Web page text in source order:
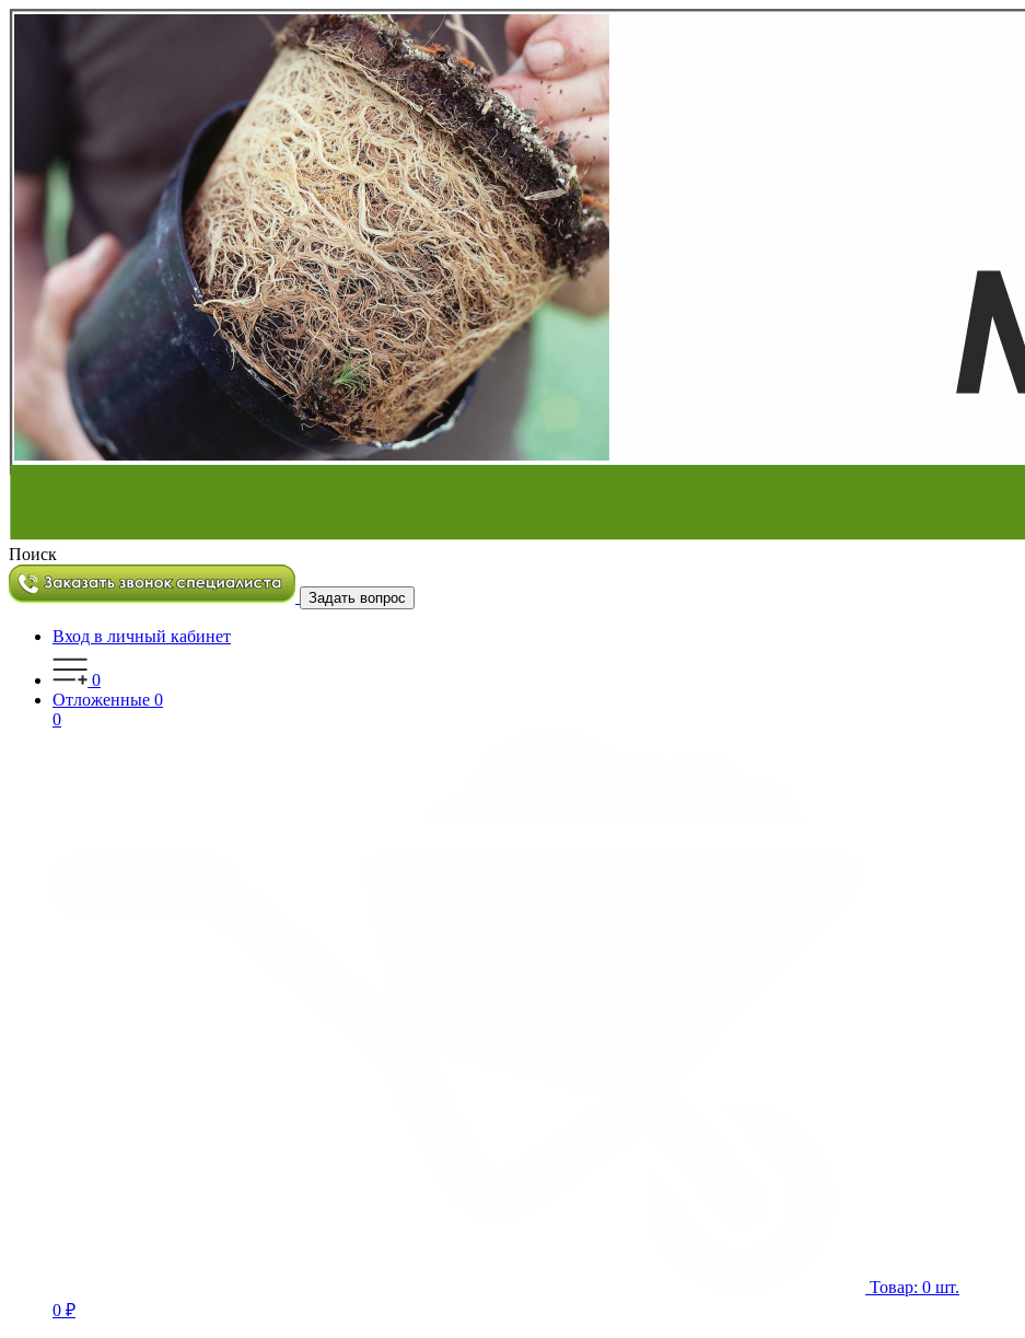
Поиск
Задать вопрос
Вход в личный кабинет
0
Отложенные 0
0
Товар: 0 шт.
0 ₽